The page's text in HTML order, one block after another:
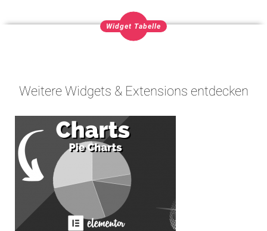
Widget Tabelle
Weitere Widgets & Extensions entdecken